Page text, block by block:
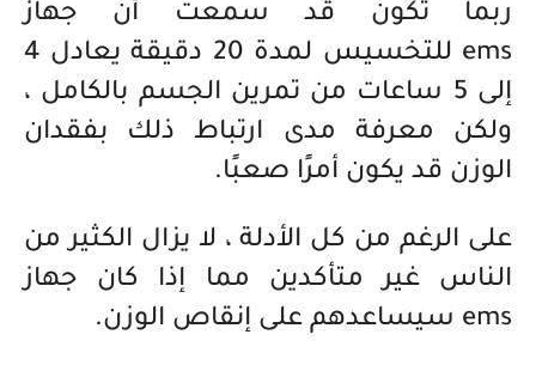
ربما تكون قد سمعت أن جهاز
ems للتخسيس لمدة 20 دقيقة يعادل 4
إلى 5 ساعات من تمرين الجسم بالكامل ،
ولكن معرفة مدى ارتباط ذلك بفقدان
الوزن قد يكون أمرًا صعبًا.
على الرغم من كل الأدلة ، لا يزال الكثير من
الناس غير متأكدين مما إذا كان جهاز
ems سيساعدهم على إنقاص الوزن.